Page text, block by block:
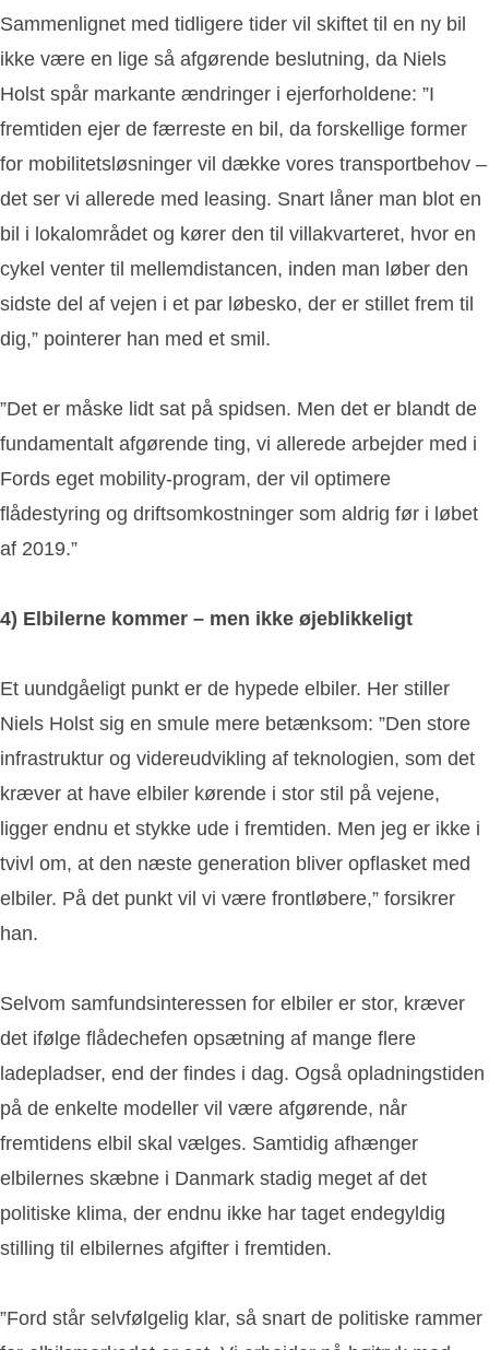
Sammenlignet med tidligere tider vil skiftet til en ny bil
ikke være en lige så afgørende beslutning, da Niels
Holst spår markante ændringer i ejerforholdene: ”I
fremtiden ejer de færreste en bil, da forskellige former
for mobilitetsløsninger vil dække vores transportbehov –
det ser vi allerede med leasing. Snart låner man blot en
bil i lokalområdet og kører den til villakvarteret, hvor en
cykel venter til mellemdistancen, inden man løber den
sidste del af vejen i et par løbesko, der er stillet frem til
dig,” pointerer han med et smil.
”Det er måske lidt sat på spidsen. Men det er blandt de
fundamentalt afgørende ting, vi allerede arbejder med i
Fords eget mobility-program, der vil optimere
flådestyring og driftsomkostninger som aldrig før i løbet
af 2019.”
4) Elbilerne kommer – men ikke øjeblikkeligt
Et uundgåeligt punkt er de hypede elbiler. Her stiller
Niels Holst sig en smule mere betænksom: ”Den store
infrastruktur og videreudvikling af teknologien, som det
kræver at have elbiler kørende i stor stil på vejene,
ligger endnu et stykke ude i fremtiden. Men jeg er ikke i
tvivl om, at den næste generation bliver opflasket med
elbiler. På det punkt vil vi være frontløbere,” forsikrer
han.
Selvom samfundsinteressen for elbiler er stor, kræver
det ifølge flådechefen opsætning af mange flere
ladepladser, end der findes i dag. Også opladningstiden
på de enkelte modeller vil være afgørende, når
fremtidens elbil skal vælges. Samtidig afhænger
elbilernes skæbne i Danmark stadig meget af det
politiske klima, der endnu ikke har taget endegyldig
stilling til elbilernes afgifter i fremtiden.
”Ford står selvfølgelig klar, så snart de politiske rammer